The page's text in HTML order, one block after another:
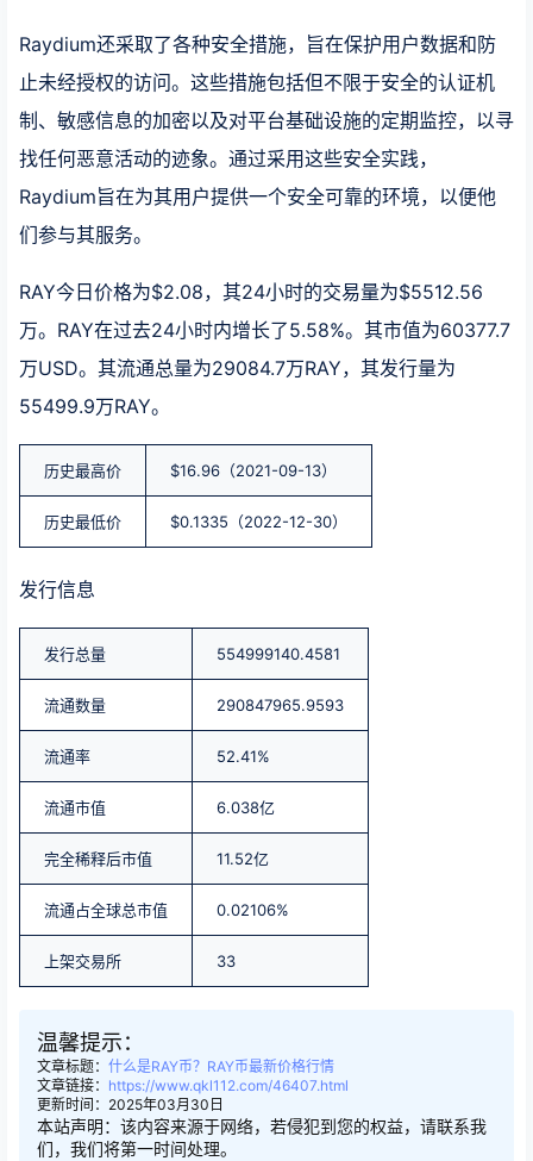
Raydium还采取了各种安全措施，旨在保护用户数据和防
止未经授权的访问。这些措施包括但不限于安全的认证机
制、敏感信息的加密以及对平台基础设施的定期监控，以寻
找任何恶意活动的迹象。通过采用这些安全实践，
Raydium旨在为其用户提供一个安全可靠的环境，以便他
们参与其服务。
RAY今日价格为$2.08，其24小时的交易量为$5512.56
万。RAY在过去24小时内增长了5.58%。其市值为60377.7
万USD。其流通总量为29084.7万RAY，其发行量为
55499.9万RAY。
历史最高价 $16.96（2021-09-13）
历史最低价 $0.1335（2022-12-30）
发行信息
发行总量 554999140.4581
流通数量 290847965.9593
流通率 52.41%
流通市值 6.038亿
完全稀释后市值 11.52亿
流通占全球总市值 0.02106%
上架交易所 33
温馨提示：
文章标题： 什么是RAY币？RAY币最新价格行情
文章链接： https://www.qkl112.com/46407.html
更新时间：2025年03月30日
本站声明：该内容来源于网络，若侵犯到您的权益，请联系我
们，我们将第一时间处理。